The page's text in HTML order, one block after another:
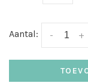
Aantal: +
-